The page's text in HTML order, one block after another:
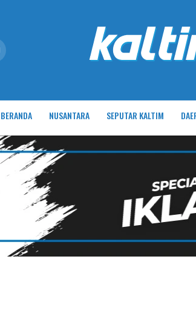
BERANDA NUSANTARA SEPUTAR KALTIM